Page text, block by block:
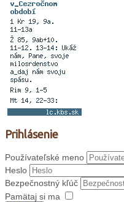
Prihlásenie
Používateľské meno
Heslo
Bezpečnostný kľúč
Pamätaj si ma